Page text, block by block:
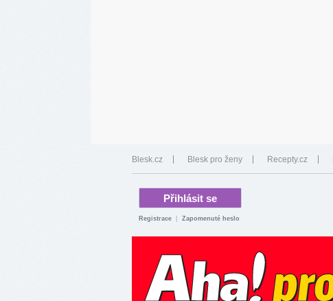
Blesk.cz Blesk pro ženy Recepty.cz
Registrace Zapomenuté heslo